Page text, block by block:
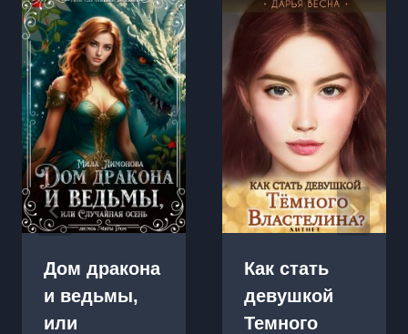
Дом дракона
и ведьмы,
или
Как стать
девушкой
Темного